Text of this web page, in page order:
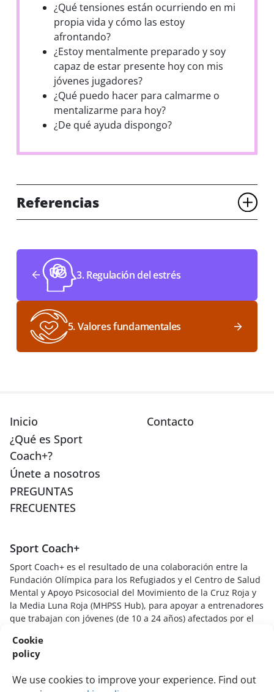
Cookie
policy
We use cookies to improve your experience. Find out
¿Qué tensiones están ocurriendo en mi
propia vida y cómo las estoy
afrontando?
¿Estoy mentalmente preparado y soy
capaz de estar presente hoy con mis
jóvenes jugadores?
¿Qué puedo hacer para calmarme o
mentalizarme para hoy?
¿De qué ayuda dispongo?
Referencias
3. Regulación del estrés
5. Valores fundamentales
Inicio
¿Qué es Sport
Coach+?
Únete a nosotros
PREGUNTAS
FRECUENTES
Contacto
Sport Coach+
Sport Coach+ es el resultado de una colaboración entre la
Fundación Olímpica para los Refugiados y el Centro de Salud
Mental y Apoyo Psicosocial del Movimiento de la Cruz Roja y
la Media Luna Roja (MHPSS Hub), para apoyar a entrenadores
que trabajan con jóvenes (de 10 a 24 años) afectados por el
entrenadores deportivos habilidades, conocimientos y
técnicas para comprender cómo las experiencias estresantes
seguros y de apoyo, y responder a los jóvenes de manera